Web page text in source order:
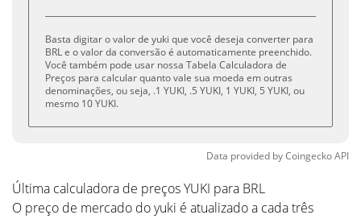
Basta digitar o valor de yuki que você deseja converter para
BRL e o valor da conversão é automaticamente preenchido.
Você também pode usar nossa Tabela Calculadora de
Preços para calcular quanto vale sua moeda em outras
denominações, ou seja, .1 YUKI, .5 YUKI, 1 YUKI, 5 YUKI, ou
mesmo 10 YUKI.
Data provided byCoingeckoAPI
Última calculadora de preços YUKI para BRL
O preço de mercado do yuki é atualizado a cada três